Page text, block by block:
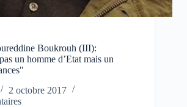
Boukrouh (III):
un homme d’Etat mais un
2 octobre 2017